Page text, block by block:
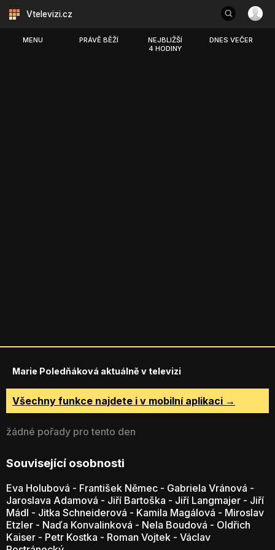
Vtelevizi.cz
MENU PRÁVĚ BĚŽÍ
NEJBLIŽŠÍ
4 HODINY
DNES VEČER
Marie Poledňáková aktuálně v televizi
Všechny funkce najdete i v mobilní aplikaci →
žádné pořady pro tento den
Související osobnosti
Eva Holubová - František Němec - Gabriela Vránová -
Jaroslava Adamová - Jiří Bartoška - Jiří Langmajer - Jiří
Mádl - Jitka Schneiderová - Kamila Magálová - Miroslav
Etzler - Naďa Konvalinková - Nela Boudová - Oldřich
Kaiser - Petr Kostka - Roman Vojtek - Václav